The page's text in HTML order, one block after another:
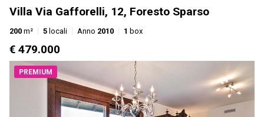
Villa Via Gafforelli, 12, Foresto Sparso
200 m² 5 locali Anno 2010 1 box
€ 479.000
PREMIUM